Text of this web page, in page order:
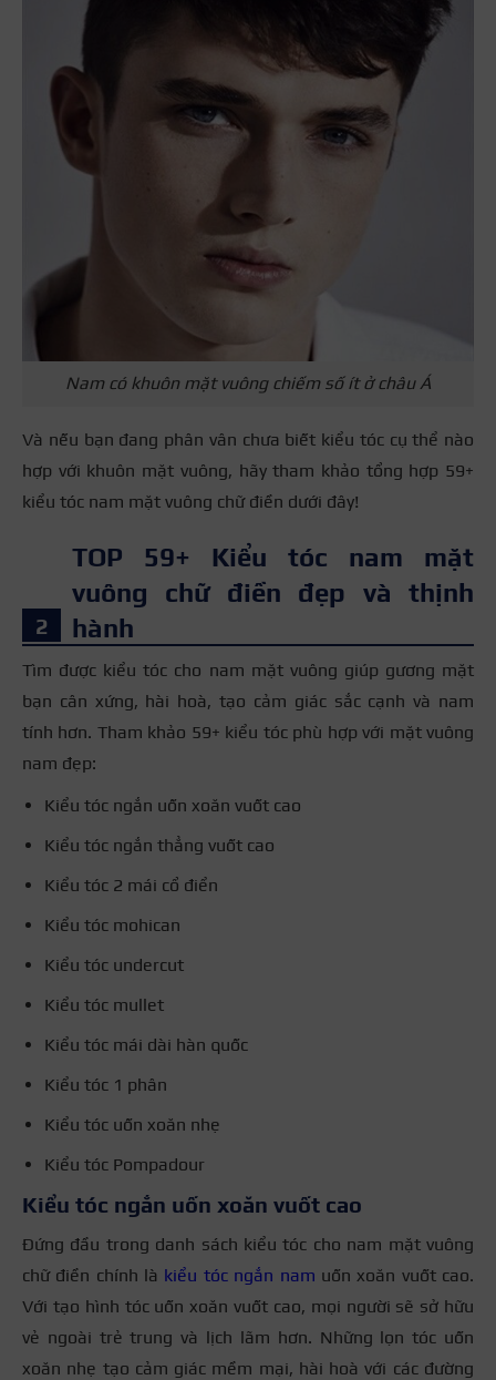
Nam có khuôn mặt vuông chiếm số ít ở châu Á
Và nếu bạn đang phân vân chưa biết kiểu tóc cụ thể nào
hợp với khuôn mặt vuông, hãy tham khảo tổng hợp 59+
kiểu tóc nam mặt vuông chữ điền dưới đây!
TOP 59+ Kiểu tóc nam mặt
vuông chữ điền đẹp và thịnh
hành
Tìm được kiểu tóc cho nam mặt vuông giúp gương mặt
bạn cân xứng, hài hoà, tạo cảm giác sắc cạnh và nam
tính hơn. Tham khảo 59+ kiểu tóc phù hợp với mặt vuông
nam đẹp:
Kiểu tóc ngắn uốn xoăn vuốt cao
Kiểu tóc ngắn thẳng vuốt cao
Kiểu tóc 2 mái cổ điển
Kiểu tóc mohican
Kiểu tóc undercut
Kiểu tóc mullet
Kiểu tóc mái dài hàn quốc
Kiểu tóc 1 phân
Kiểu tóc uốn xoăn nhẹ
Kiểu tóc Pompadour
Kiểu tóc ngắn uốn xoăn vuốt cao
Đứng đầu trong danh sách kiểu tóc cho nam mặt vuông
chữ điền chính là kiểu tóc ngắn nam uốn xoăn vuốt cao.
Với tạo hình tóc uốn xoăn vuốt cao, mọi người sẽ sở hữu
vẻ ngoài trẻ trung và lịch lãm hơn. Những lọn tóc uốn
xoăn nhẹ tạo cảm giác mềm mại, hài hoà với các đường